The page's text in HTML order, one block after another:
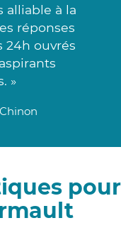
alliable à la
réponses
24h ouvrés
»
pour